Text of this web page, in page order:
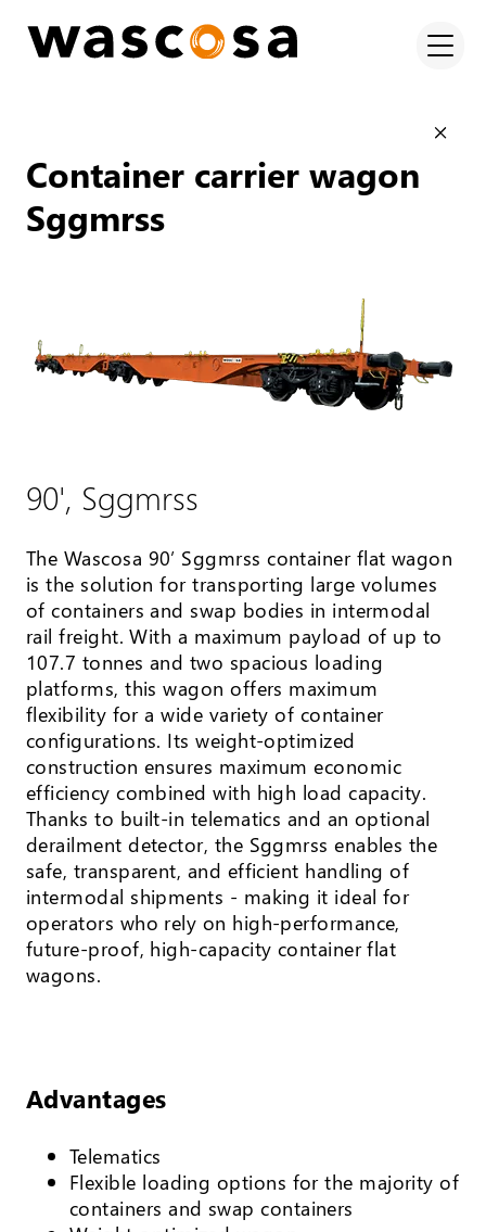
Container carrier wagon
Sggmrss
90', Sggmrss
The Wascosa 90’ Sggmrss container flat wagon
is the solution for transporting large volumes
of containers and swap bodies in intermodal
rail freight. With a maximum payload of up to
107.7 tonnes and two spacious loading
platforms, this wagon offers maximum
flexibility for a wide variety of container
configurations. Its weight-optimized
construction ensures maximum economic
efficiency combined with high load capacity.
Thanks to built-in telematics and an optional
derailment detector, the Sggmrss enables the
safe, transparent, and efficient handling of
intermodal shipments - making it ideal for
operators who rely on high-performance,
future-proof, high-capacity container flat
wagons.
Advantages
Telematics
Flexible loading options for the majority of
containers and swap containers